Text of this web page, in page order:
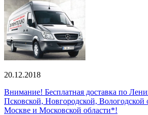
20.12.2018
Внимание! Бесплатная доставка по
Псковской, Новгородской, Вологодской
Москве и Московской области*!